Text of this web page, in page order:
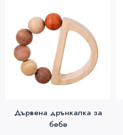
Дървена дрънкалка за
бебе